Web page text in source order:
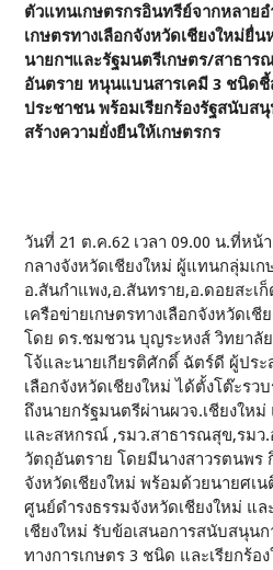
ตัวแทนเกษตรกรอินทรีย์จากหลาย
เกษตรทางเลือกจังหวัดเชียงใหม่ยื่
นายกฯและรัฐมนตรีเกษตร/สาธา
อันตราย หนุนแบนสารเคมี 3 ชนิด
ประชาชน พร้อมเรียกร้องรัฐสนับส
สร้างความยั่งยืนให้เกษตรกร
วันที่ 21 ต.ค.62 เวลา 09.00 น.ที่หน้
กลางจังหวัดเชียงใหม่ ผู้แทนกลุ่มเ
อ.สันกำแพง,อ.สันทราย,อ.ดอยสะเ
เครือข่ายเกษตรทางเลือกจังหวัดเ
โดย ดร.ชมชวน บุญระหงส์ วิทยาลั
โจ้และนายเกียรติศักดิ์ ฉัตร์ดี ผู้ประ
เลือกจังหวัดเชียงใหม่ ได้ตั้งโต๊ะร
ถึงนายกรัฐมนตรีผ่านผวจ.เชียงใหม่
และสหกรณ์ ,รมว.สาธารณสุข,รมว
วัตถุอันตราย โดยมีนางสาวรตนพ
จังหวัดเชียงใหม่ พร้อมด้วยนายศเ
ศูนย์ดำรงธรรมจังหวัดเชียงใหม่ แ
เชียงใหม่ รับข้อเสนอการสนับสนุน
ทางการเกษตร 3 ชนิด และเรียกร้อ